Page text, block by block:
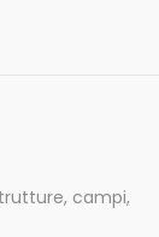
campi,